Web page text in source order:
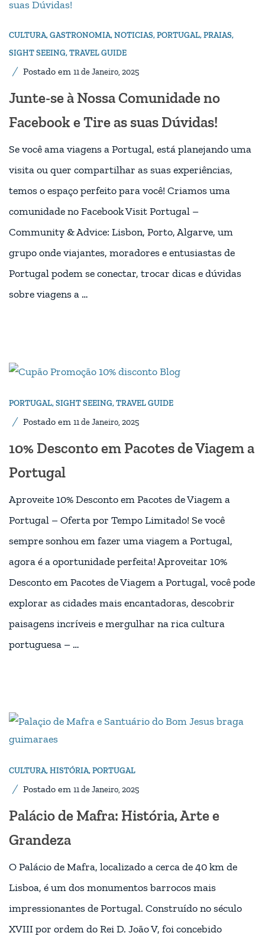
CULTURA,GASTRONOMIA,NOTICIAS,PORTUGAL,PRAIAS,
SIGHT SEEING,TRAVEL GUIDE
Postado em 11 de Janeiro, 2025
Junte-se à Nossa Comunidade no
Facebook e Tire as suas Dúvidas!
Se você ama viagens a Portugal, está planejando uma
visita ou quer compartilhar as suas experiências,
temos o espaço perfeito para você! Criamos uma
comunidade no Facebook Visit Portugal –
Community & Advice: Lisbon, Porto, Algarve, um
grupo onde viajantes, moradores e entusiastas de
Portugal podem se conectar, trocar dicas e dúvidas
sobre viagens a …
PORTUGAL,SIGHT SEEING,TRAVEL GUIDE
Postado em 11 de Janeiro, 2025
10% Desconto em Pacotes de Viagem a
Portugal
Aproveite 10% Desconto em Pacotes de Viagem a
Portugal – Oferta por Tempo Limitado! Se você
sempre sonhou em fazer uma viagem a Portugal,
agora é a oportunidade perfeita! Aproveitar 10%
Desconto em Pacotes de Viagem a Portugal, você pode
explorar as cidades mais encantadoras, descobrir
paisagens incríveis e mergulhar na rica cultura
portuguesa – …
CULTURA,HISTÓRIA,PORTUGAL
Postado em 11 de Janeiro, 2025
Palácio de Mafra: História, Arte e
Grandeza
O Palácio de Mafra, localizado a cerca de 40 km de
Lisboa, é um dos monumentos barrocos mais
impressionantes de Portugal. Construído no século
XVIII por ordem do Rei D. João V, foi concebido